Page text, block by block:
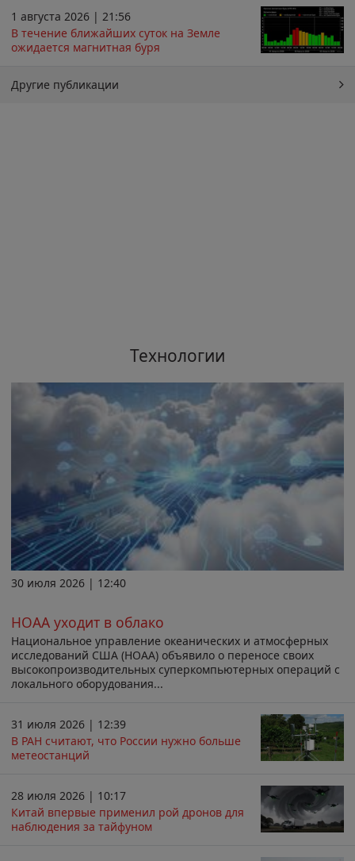
1 августа 2026 | 21:56
В течение ближайших суток на Земле
ожидается магнитная буря
Другие публикации
Технологии
30 июля 2026 | 12:40
НОАА уходит в облако
Национальное управление океанических и атмосферных
исследований США (НОАА) объявило о переносе своих
высокопроизводительных суперкомпьютерных операций с
локального оборудования...
31 июля 2026 | 12:39
В РАН считают, что России нужно больше
метеостанций
28 июля 2026 | 10:17
Китай впервые применил рой дронов для
наблюдения за тайфуном